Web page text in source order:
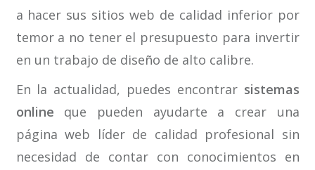
a hacer sus sitios web de calidad inferior por
temor a no tener el presupuesto para invertir
en un trabajo de diseño de alto calibre.
En la actualidad, puedes encontrar sistemas
online que pueden ayudarte a crear una
página web líder de calidad profesional sin
necesidad de contar con conocimientos en